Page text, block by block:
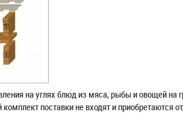
на углях блюд из мяса, рыбы и овощей на
поставки не входят и приобретаются